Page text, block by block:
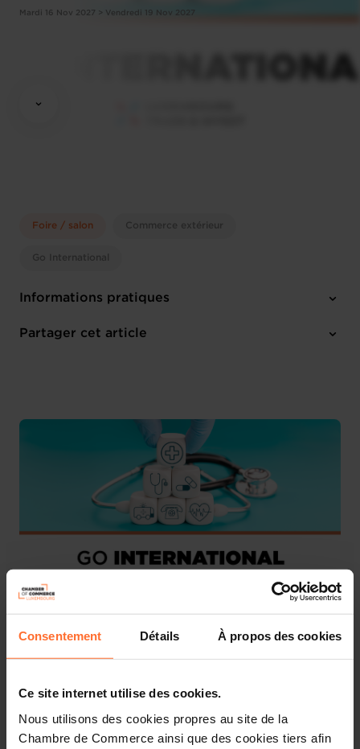
Consentement Détails À propos des cookies
Ce site internet utilise des cookies.
Nous utilisons des cookies propres au site de la
Chambre de Commerce ainsi que des cookies tiers afin
Mardi 16 Nov 2027 > Vendredi 19 Nov 2027
Foire / salon Commerce extérieur
Go International
Informations pratiques
Mardi 16 Nov 2027 > Vendredi 19 Nov 2027
Partager cet article
We are pleased to invite you to join the National Pavilion
atMEDICA(more information about the event can be
This National Pavilion is organised by the Ministry of
Foreign and European Affairs, Defence, Development